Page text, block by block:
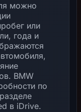
можно
или
года и
BMW
по
в iDrive.